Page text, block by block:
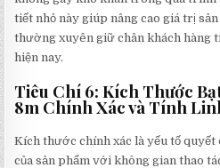
tiết nhỏ này giúp nâng cao giá trị
thường xuyên giữ chân khách hàng
hiện nay.
Tiêu Chí 6: Kích Thước
8m Chính Xác và Tính
Kích thước chính xác là yếu tố quyết
của sản phẩm với không gian thao